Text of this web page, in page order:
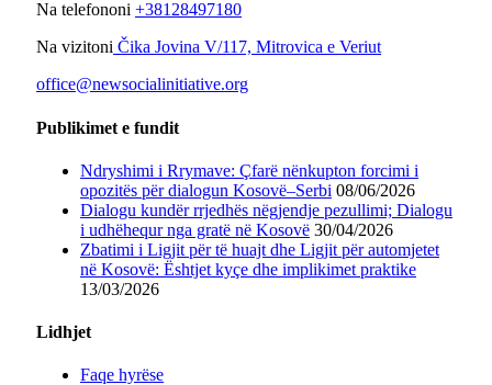
Na telefononi +38128497180
Na vizitoni Čika Jovina V/117, Mitrovica e Veriut
office@newsocialinitiative.org
Publikimet e fundit
Ndryshimi i Rrymave: Çfarë nënkupton forcimi i
opozitës për dialogun Kosovë–Serbi 08/06/2026
Dialogu kundër rrjedhës nëgjendje pezullimi; Dialogu
i udhëhequr nga gratë në Kosovë 30/04/2026
Zbatimi i Ligjit për të huajt dhe Ligjit për automjetet
në Kosovë: Ështjet kyçe dhe implikimet praktike
13/03/2026
Lidhjet
Faqe hyrëse